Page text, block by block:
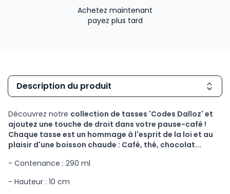
Achetez maintenant
payez plus tard
Description du produit
Découvrez notre collection de tasses 'Codes Dalloz' et
ajoutez une touche de droit dans votre pause-café !
Chaque tasse est un hommage à l'esprit de la loi et au
plaisir d'une boisson chaude : Café, thé, chocolat...
- Contenance : 290 ml
- Hauteur : 10 cm